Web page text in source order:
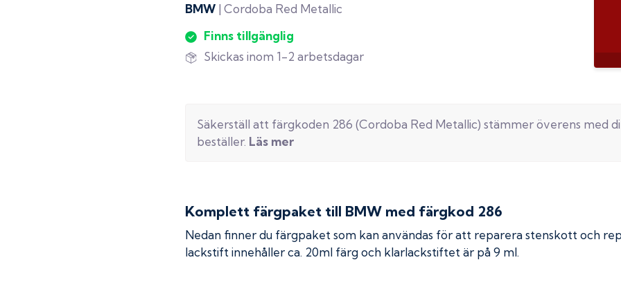
BMW | Cordoba Red Metallic
Finns tillgänglig
Skickas inom 1-2 arbetsdagar
Säkerställ att färgkoden 286 (Cordoba Red Metallic) stämmer överens med
beställer. Läs mer
Komplett färgpaket till BMW med färgkod 286
Nedan finner du färgpaket som kan användas för att reparera stenskott och
lackstift innehåller ca. 20ml färg och klarlackstiftet är på 9 ml.